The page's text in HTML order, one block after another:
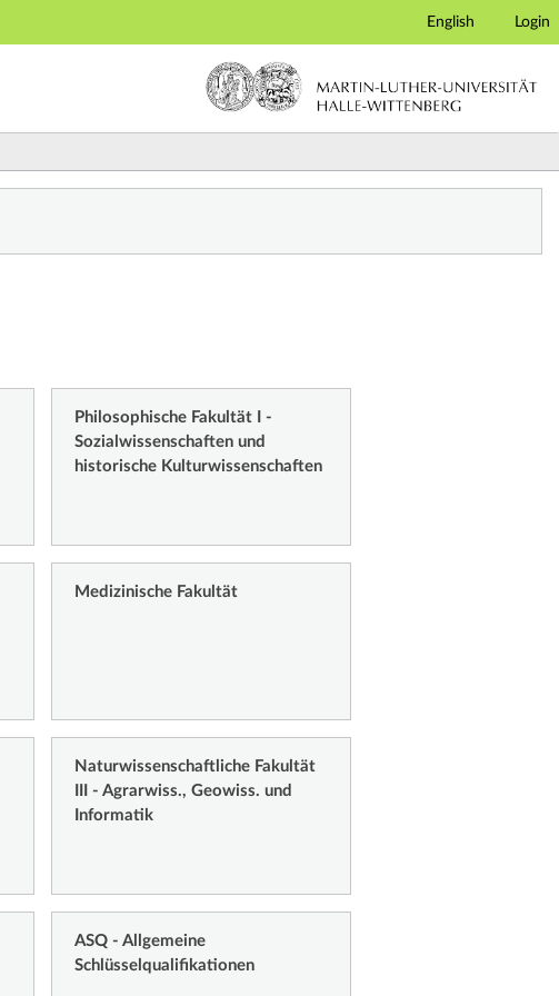
English Login
Philosophische Fakultät I -
Sozialwissenschaften und
historische Kulturwissenschaften
Medizinische Fakultät
Naturwissenschaftliche Fakultät
III - Agrarwiss., Geowiss. und
Informatik
ASQ - Allgemeine
Schlüsselqualifikationen